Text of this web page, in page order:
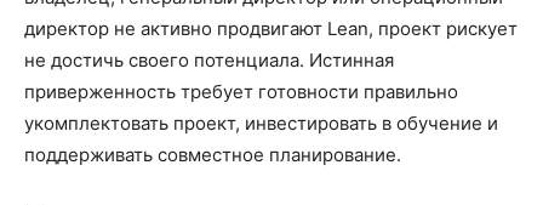
директор не активно продвигают Lean, проект рискует
не достичь своего потенциала. Истинная
приверженность требует готовности правильно
укомплектовать проект, инвестировать в обучение и
поддерживать совместное планирование.